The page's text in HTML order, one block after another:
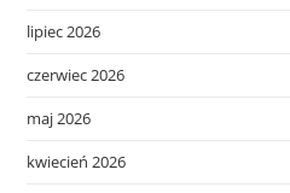
lipiec 2026
czerwiec 2026
maj 2026
kwiecień 2026